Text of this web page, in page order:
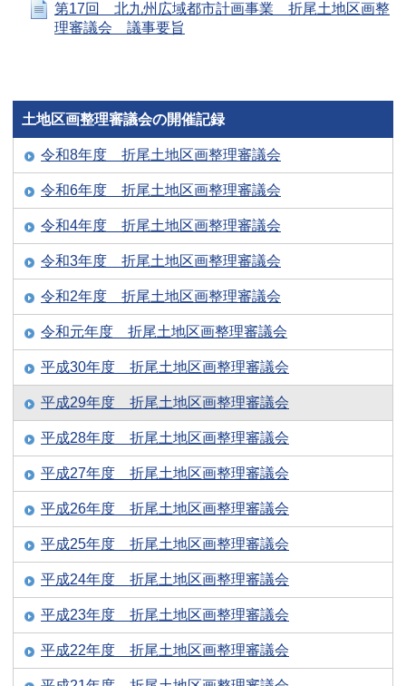
第17回 北九州広域都市計画事業 折尾土地区画整
理審議会 議事要旨
土地区画整理審議会の開催記録
令和8年度 折尾土地区画整理審議会
令和6年度 折尾土地区画整理審議会
令和4年度 折尾土地区画整理審議会
令和3年度 折尾土地区画整理審議会
令和2年度 折尾土地区画整理審議会
令和元年度 折尾土地区画整理審議会
平成30年度 折尾土地区画整理審議会
平成29年度 折尾土地区画整理審議会
平成28年度 折尾土地区画整理審議会
平成27年度 折尾土地区画整理審議会
平成26年度 折尾土地区画整理審議会
平成25年度 折尾土地区画整理審議会
平成24年度 折尾土地区画整理審議会
平成23年度 折尾土地区画整理審議会
平成22年度 折尾土地区画整理審議会